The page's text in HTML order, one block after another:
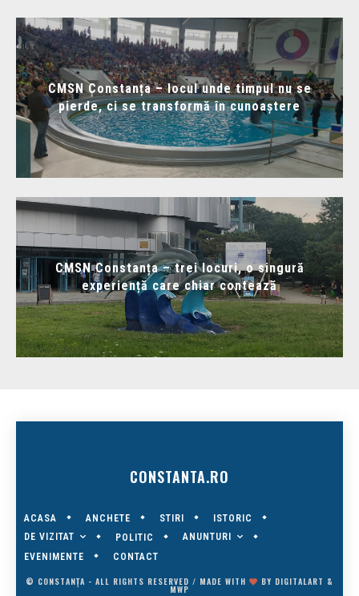
CMSN Constanța – locul unde timpul nu se
pierde, ci se transformă în cunoaștere
CMSN Constanța – trei locuri, o singură
experiență care chiar contează
CONSTANTA.RO
ACASA ANCHETE STIRI
ISTORIC
DE VIZITAT
POLITIC
ANUNTURI
EVENIMENTE
CONTACT
© CONSTANȚA - ALL RIGHTS RESERVED / MADE WITH BY DIGITALART &
MWP